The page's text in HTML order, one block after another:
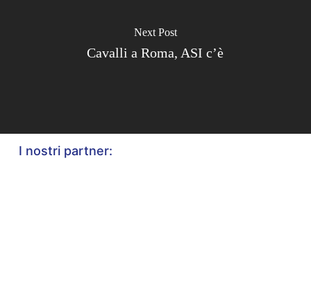
Next Post
Cavalli a Roma, ASI c’è
I nostri partner: